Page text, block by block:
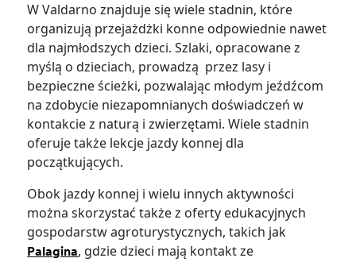
W Valdarno znajduje się wiele stadnin, które
organizują przejażdżki konne odpowiednie nawet
dla najmłodszych dzieci. Szlaki, opracowane z
myślą o dzieciach, prowadzą przez lasy i
bezpieczne ścieżki, pozwalając młodym jeźdźcom
na zdobycie niezapomnianych doświadczeń w
kontakcie z naturą i zwierzętami. Wiele stadnin
oferuje także lekcje jazdy konnej dla
początkujących.
Obok jazdy konnej i wielu innych aktywności
można skorzystać także z oferty edukacyjnych
gospodarstw agroturystycznych, takich jak
Palagina, gdzie dzieci mają kontakt ze